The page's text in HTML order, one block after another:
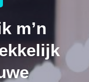
m’n